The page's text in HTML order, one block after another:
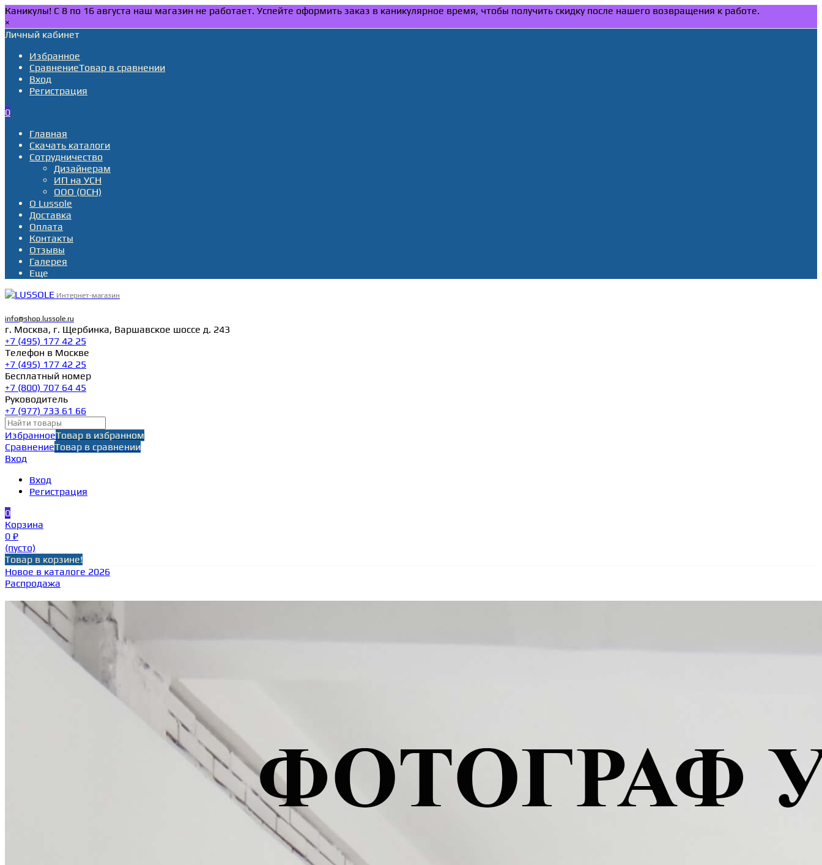
Каникулы! С 8 по 16 августа наш магазин не работает. Успейте оформить заказ в каникулярное время, чтобы получить скидку после нашего возвращения к работе.
×
Личный кабинет
Избранное
СравнениеТовар в сравнении
Вход
Регистрация
0
Главная
Скачать каталоги
Сотрудничество
Дизайнерам
ИП на УСН
ООО (ОСН)
О Lussole
Доставка
Оплата
Контакты
Отзывы
Галерея
Еще
Интернет-магазин
info@shop.lussole.ru
г. Москва, г. Щербинка, Варшавское шоссе д. 243
+7 (495) 177 42 25
Телефон в Москве
+7 (495) 177 42 25
Бесплатный номер
+7 (800) 707 64 45
Руководитель
+7 (977) 733 61 66
ИзбранноеТовар в избранном
СравнениеТовар в сравнении
Вход
Вход
Регистрация
0
Корзина
0 ₽
(пусто)
Товар в корзине!
Новое в каталоге 2026
Распродажа